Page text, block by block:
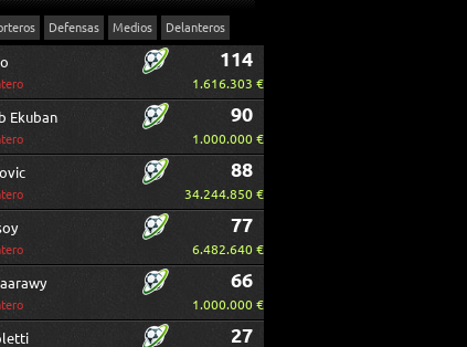
Defensas Medios Delanteros
114
1.616.303 €
Ekuban 90
1.000.000 €
88
34.244.850 €
77
6.482.640 €
66
1.000.000 €
27